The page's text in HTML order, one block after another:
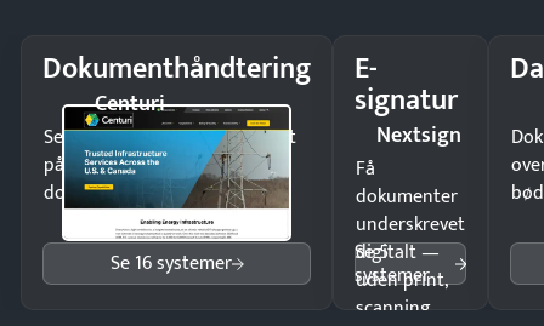
Dokumenthåndtering
Centuri
Send kontrakter til underskrift
på minutter og mist ingen
dokumenter.
Se 16 systemer
E-
signatur
Nextsign
Få
dokumenter
underskrevet
digitalt —
uden print,
scanning
Se 5
systemer